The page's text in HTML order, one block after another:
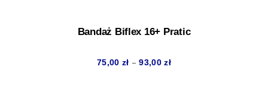
Bandaż Biflex 16+ Pratic
75,00 zł – 93,00złZakres